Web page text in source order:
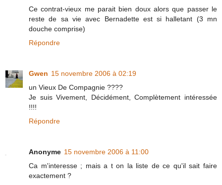
Ce contrat-vieux me parait bien doux alors que passer le
reste de sa vie avec Bernadette est si halletant (3 mn
douche comprise)
Répondre
Gwen 15 novembre 2006 à 02:19
un Vieux De Compagnie ????
Je suis Vivement, Décidément, Complètement intéressée
!!!!
Répondre
Anonyme 15 novembre 2006 à 11:00
Ca m'interesse ; mais a t on la liste de ce qu'il sait faire
exactement ?